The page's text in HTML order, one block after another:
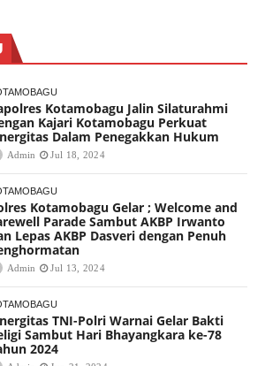
Kotamobagu Jalin Silaturahmi
Kajari Kotamobagu Perkuat
Dalam Penegakkan Hukum
Admin Jul 18, 2024
Kotamobagu Gelar ; Welcome and
Parade Sambut AKBP Irwanto
Lepas AKBP Dasveri dengan Penuh
Admin Jul 13, 2024
TNI-Polri Warnai Gelar Bakti
Sambut Hari Bhayangkara ke-78
2024